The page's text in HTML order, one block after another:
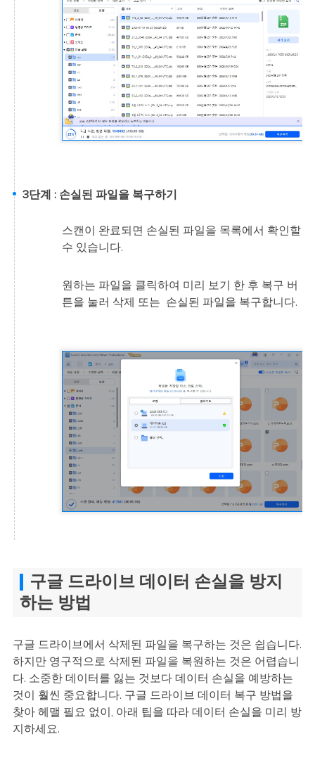
3단계 : 손실된 파일을 복구하기
스캔이 완료되면 손실된 파일을 목록에서 확인할
수 있습니다.
원하는 파일을 클릭하여 미리 보기 한 후 복구 버
튼을 눌러 삭제 또는 손실된 파일을 복구합니다.
구글 드라이브 데이터 손실을 방지
하는 방법
구글 드라이브에서 삭제된 파일을 복구하는 것은 쉽습니다.
하지만 영구적으로 삭제된 파일을 복원하는 것은 어렵습니
다. 소중한 데이터를 잃는 것보다 데이터 손실을 예방하는
것이 훨씬 중요합니다. 구글 드라이브 데이터 복구 방법을
찾아 헤맬 필요 없이, 아래 팁을 따라 데이터 손실을 미리 방
지하세요.